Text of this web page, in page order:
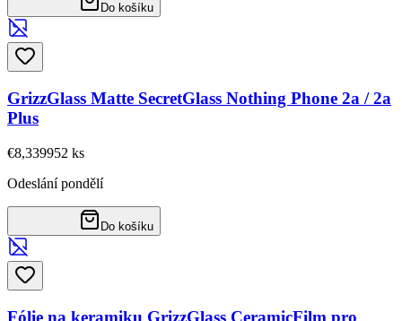
Do košíku
GrizzGlass Matte SecretGlass Nothing Phone 2a / 2a
Plus
€8,339952 ks
Odeslání pondělí
Do košíku
Fólie na keramiku GrizzGlass CeramicFilm pro